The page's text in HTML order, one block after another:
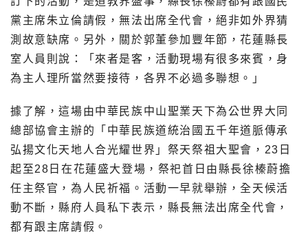
黨主席朱立倫請假，無法出席全代會，絕非如外界猜
測故意缺席。另外，關於郭董參加豐年節，花蓮縣長
室人員則說：「來者是客，活動現場有很多來賓，身
為主人理所當然要接待，各界不必過多聯想。」
據了解，這場由中華民族中山聖業天下為公世界大同
總部協會主辦的「中華民族道統治國五千年道脈傳承
弘揚文化天地人合光耀世界」祭天祭祖大聖會，23日
起至28日在花蓮盛大登場，祭祀首日由縣長徐榛蔚擔
任主祭官，為人民祈福。活動一早就舉辦，全天候活
動不斷，縣府人員私下表示，縣長無法出席全代會，
都有跟主席請假。